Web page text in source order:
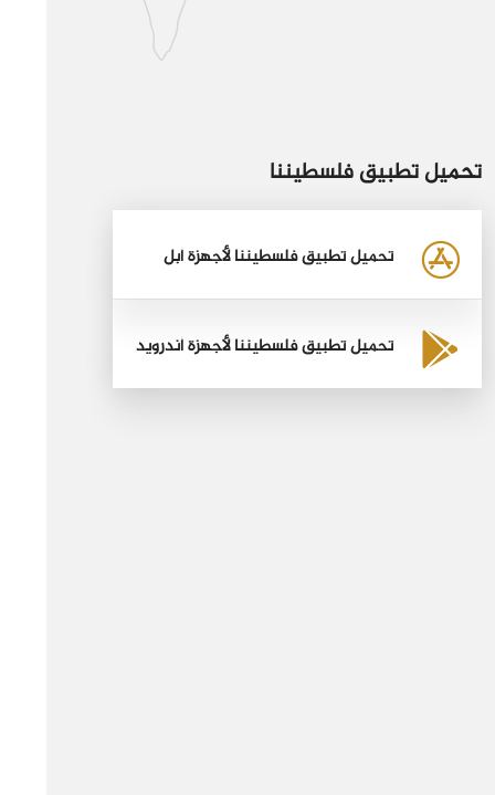
تحميل تطبيق فلسطيننا
تحميل تطبيق فلسطيننا لأجهزة أبل
تحميل تطبيق فلسطيننا لأجهزة أندرويد